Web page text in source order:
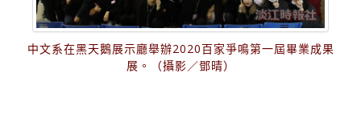
中文系在黑天鵝展示廳舉辦2020百家爭鳴第一屆畢業成果
展。（攝影／鄧晴）